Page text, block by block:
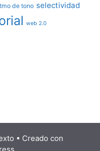
de tono selectividad
web 2.0
• Creado con